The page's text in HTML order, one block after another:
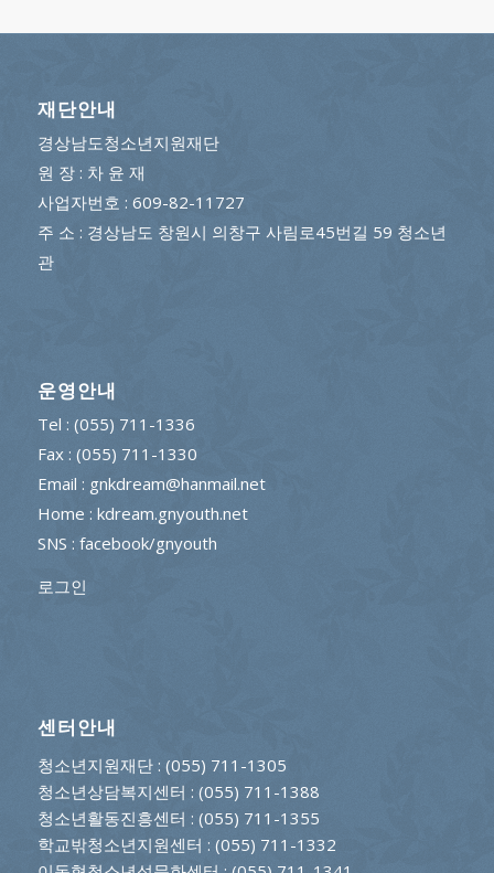
재단안내
경상남도청소년지원재단
원 장 : 차 윤 재
사업자번호 : 609-82-11727
주 소 : 경상남도 창원시 의창구 사림로45번길 59 청소년
관
운영안내
Tel : (055) 711-1336
Fax : (055) 711-1330
Email : gnkdream@hanmail.net
Home : kdream.gnyouth.net
SNS : facebook/gnyouth
로그인
센터안내
청소년지원재단: (055) 711-1305
청소년상담복지센터 : (055) 711-1388
청소년활동진흥센터 : (055) 711-1355
학교밖청소년지원센터 : (055) 711-1332